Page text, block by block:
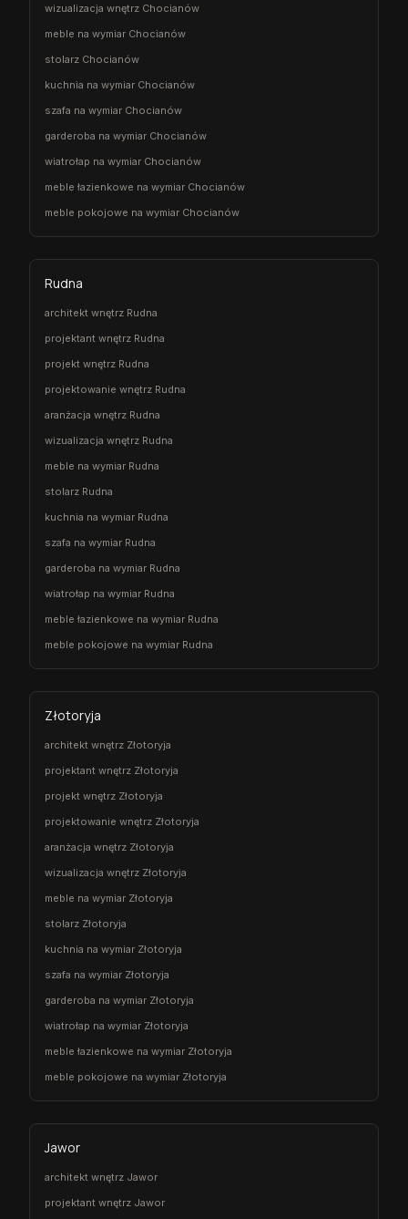
wizualizacja wnętrz Chocianów
meble na wymiar Chocianów
stolarz Chocianów
kuchnia na wymiar Chocianów
szafa na wymiar Chocianów
garderoba na wymiar Chocianów
wiatrołap na wymiar Chocianów
meble łazienkowe na wymiar Chocianów
meble pokojowe na wymiar Chocianów
Rudna
architekt wnętrz Rudna
projektant wnętrz Rudna
projekt wnętrz Rudna
projektowanie wnętrz Rudna
aranżacja wnętrz Rudna
wizualizacja wnętrz Rudna
meble na wymiar Rudna
stolarz Rudna
kuchnia na wymiar Rudna
szafa na wymiar Rudna
garderoba na wymiar Rudna
wiatrołap na wymiar Rudna
meble łazienkowe na wymiar Rudna
meble pokojowe na wymiar Rudna
Złotoryja
architekt wnętrz Złotoryja
projektant wnętrz Złotoryja
projekt wnętrz Złotoryja
projektowanie wnętrz Złotoryja
aranżacja wnętrz Złotoryja
wizualizacja wnętrz Złotoryja
meble na wymiar Złotoryja
stolarz Złotoryja
kuchnia na wymiar Złotoryja
szafa na wymiar Złotoryja
garderoba na wymiar Złotoryja
wiatrołap na wymiar Złotoryja
meble łazienkowe na wymiar Złotoryja
meble pokojowe na wymiar Złotoryja
Jawor
architekt wnętrz Jawor
projektant wnętrz Jawor